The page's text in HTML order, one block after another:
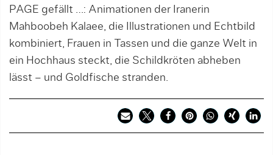
PAGE gefällt …: Animationen der Iranerin
Mahboobeh Kalaee, die Illustrationen und Echtbild
kombiniert, Frauen in Tassen und die ganze Welt in
ein Hochhaus steckt, die Schildkröten abheben
lässt – und Goldfische stranden.